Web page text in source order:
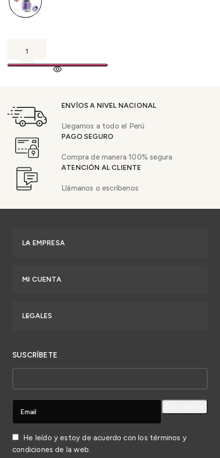
ENVÍOS A NIVEL NACIONAL
Llegamos a todo el Perú
PAGO SEGURO
Compra de manera 100% segura
ATENCIÓN AL CLIENTE
Llámanos o escríbenos
LA EMPRESA
MI CUENTA
LEGALES
SUSCRÍBETE
He leído y estoy de acuerdo con los términos y
condiciones de la web.